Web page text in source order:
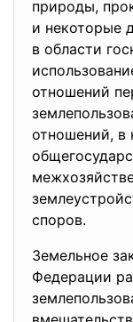
природы,
и некоторые
в области
отношений
отношений, в
споров.
Земельное
Федерации